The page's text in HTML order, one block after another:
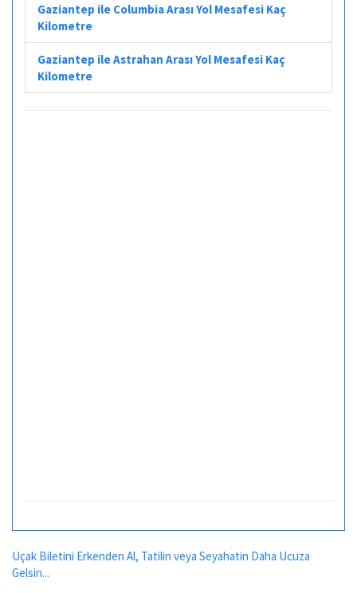
Gaziantep ile Columbia Arası Yol Mesafesi Kaç
Kilometre
Gaziantep ile Astrahan Arası Yol Mesafesi Kaç
Kilometre
Uçak Biletini Erkenden Al, Tatilin veya Seyahatin Daha Ucuza
Gelsin...